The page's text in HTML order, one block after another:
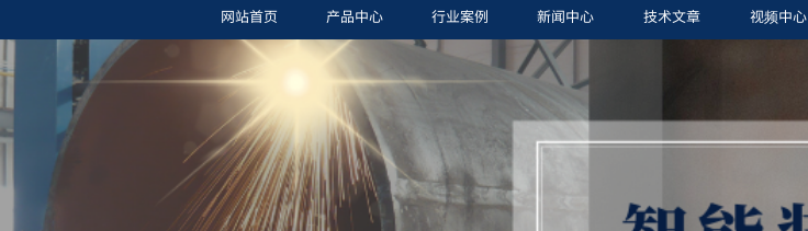
网站首页 产品中心 行业案例 新闻中心 技术文章 视频中心